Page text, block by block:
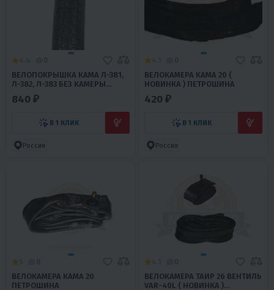
ВЕЛОПОКРЫШКА КАМА Л-381,
Л-382, Л-383 БЕЗ КАМЕРЫ
ПЕТРОШИНА
840 ₽
В 1 КЛИК
Россия
ВЕЛОКАМЕРА КАМА 20 (
НОВИНКА ) ПЕТРОШИНА
420 ₽
В 1 КЛИК
Россия
ВЕЛОКАМЕРА КАМА 20
ПЕТРОШИНА
ВЕЛОКАМЕРА ТАИР 26 ВЕНТИЛЬ
VAR-40L ( НОВИНКА )